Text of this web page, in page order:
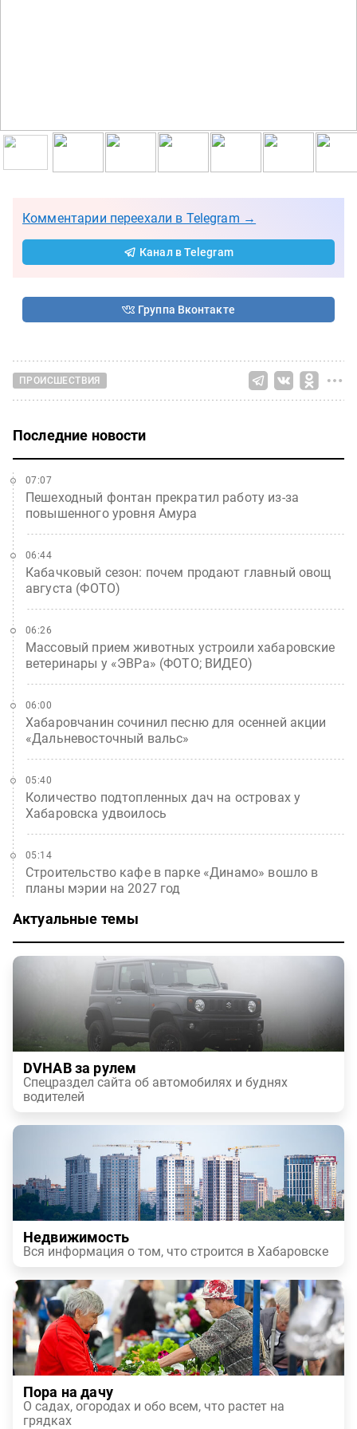
Комментарии переехали в Telegram →
Канал в Telegram
Группа Вконтакте
ПРОИСШЕСТВИЯ
Последние новости
Пешеходный фонтан прекратил работу из-за
повышенного уровня Амура
07:07
Кабачковый сезон: почем продают главный овощ
августа (ФОТО)
06:44
Массовый прием животных устроили хабаровские
ветеринары у «ЭВРа» (ФОТО; ВИДЕО)
06:26
Хабаровчанин сочинил песню для осенней акции
«Дальневосточный вальс»
06:00
Количество подтопленных дач на островах у
Хабаровска удвоилось
05:40
Строительство кафе в парке «Динамо» вошло в
планы мэрии на 2027 год
05:14
Актуальные темы
DVHAB за рулем
Спецраздел сайта об автомобилях и буднях
водителей
Недвижимость
Вся информация о том, что строится в Хабаровске
Пора на дачу
О садах, огородах и обо всем, что растет на
грядках